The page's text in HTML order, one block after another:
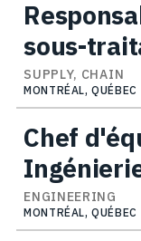
sous-
SUPPLY, CHAIN
MONTRÉAL, QUÉBEC
Chef
ENGINEERING
MONTRÉAL, QUÉBEC